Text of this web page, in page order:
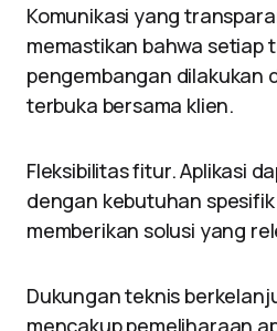
Komunikasi yang
memastikan bahwa setiap
pengembangan dilakukan
terbuka bersama klien.
Fleksibilitas fitur. Aplikasi
dengan kebutuhan
memberikan solusi yang
Dukungan teknis
mencakup pemeliharaan